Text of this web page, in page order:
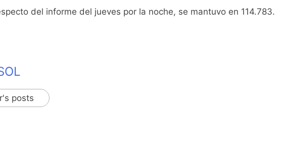
148 pasó a ser operada por La Central de Vicente López
un asistente virtual para consultar infracciones en segundos
gran convocatoria en la obra teatral «Los Abuelos No Mienten»
Atrás
del informe del jueves por la noche, se mantuvo en 114.783.
posts